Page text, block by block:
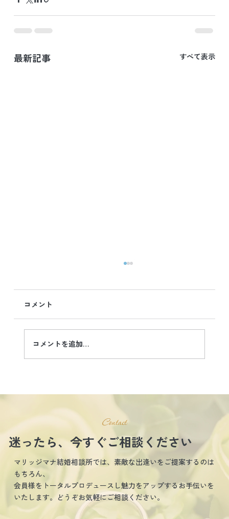
最新記事 すべて表示
月でスピード成婚
コメント
コメントを追加…
Contact
迷ったら、今すぐご相談ください
マリッジマナ結婚相談所では、素敵な出逢いをご提案するのは
もちろん、
会員様をトータルプロデュースし魅力をアップするお手伝いを
いたします。どうぞお気軽にご相談ください。